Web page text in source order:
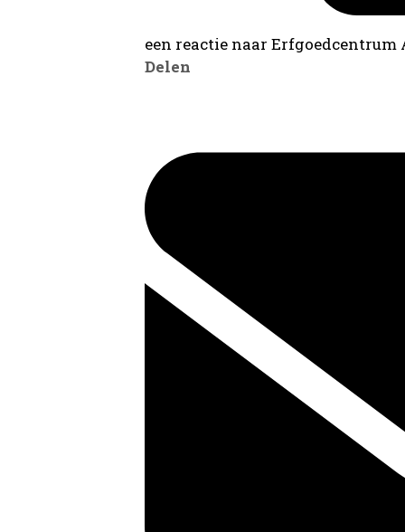
een reactie naar
Delen